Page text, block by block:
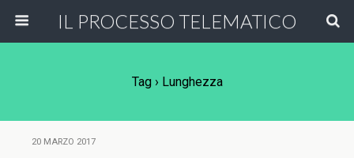
IL PROCESSO TELEMATICO
Tag › Lunghezza
20 MARZO 2017